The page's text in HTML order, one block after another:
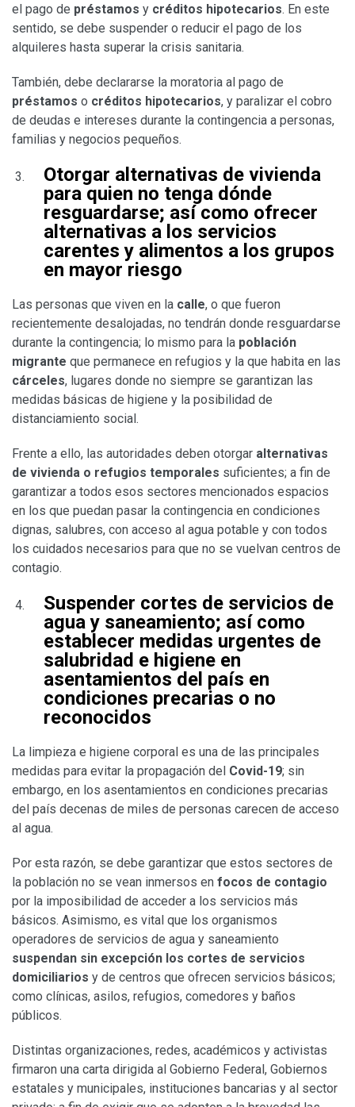
el pago de préstamos y créditos hipotecarios. En este
sentido, se debe suspender o reducir el pago de los
alquileres hasta superar la crisis sanitaria.
También, debe declararse la moratoria al pago de
préstamos o créditos hipotecarios, y paralizar el cobro
de deudas e intereses durante la contingencia a personas,
familias y negocios pequeños.
Otorgar alternativas de vivienda
para quien no tenga dónde
resguardarse; así como ofrecer
alternativas a los servicios
carentes y alimentos a los grupos
en mayor riesgo
Las personas que viven en la calle, o que fueron
recientemente desalojadas, no tendrán donde resguardarse
durante la contingencia; lo mismo para la población
migrante que permanece en refugios y la que habita en las
cárceles, lugares donde no siempre se garantizan las
medidas básicas de higiene y la posibilidad de
distanciamiento social.
Frente a ello, las autoridades deben otorgar alternativas
de vivienda o refugios temporales suficientes; a fin de
garantizar a todos esos sectores mencionados espacios
en los que puedan pasar la contingencia en condiciones
dignas, salubres, con acceso al agua potable y con todos
los cuidados necesarios para que no se vuelvan centros de
contagio.
Suspender cortes de servicios de
agua y saneamiento; así como
establecer medidas urgentes de
salubridad e higiene en
asentamientos del país en
condiciones precarias o no
reconocidos
La limpieza e higiene corporal es una de las principales
medidas para evitar la propagación del Covid-19; sin
embargo, en los asentamientos en condiciones precarias
del país decenas de miles de personas carecen de acceso
al agua.
Por esta razón, se debe garantizar que estos sectores de
la población no se vean inmersos en focos de contagio
por la imposibilidad de acceder a los servicios más
básicos. Asimismo, es vital que los organismos
operadores de servicios de agua y saneamiento
suspendan sin excepción los cortes de servicios
domiciliarios y de centros que ofrecen servicios básicos;
como clínicas, asilos, refugios, comedores y baños
públicos.
Distintas organizaciones, redes, académicos y activistas
firmaron una carta dirigida al Gobierno Federal, Gobiernos
estatales y municipales, instituciones bancarias y al sector